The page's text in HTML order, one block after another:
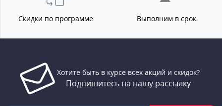
Скидки по программе Выполним в срок
Хотите быть в курсе всех акций и скидок?
Подпишитесь на нашу рассылку